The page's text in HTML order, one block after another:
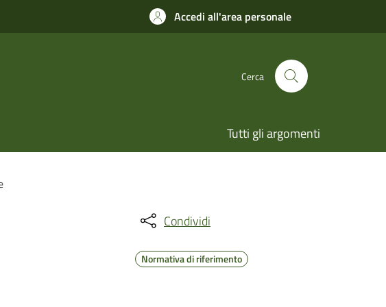
Accedi all'area personale
Cerca
Tutti gli argomenti
Condividi
Normativa di riferimento